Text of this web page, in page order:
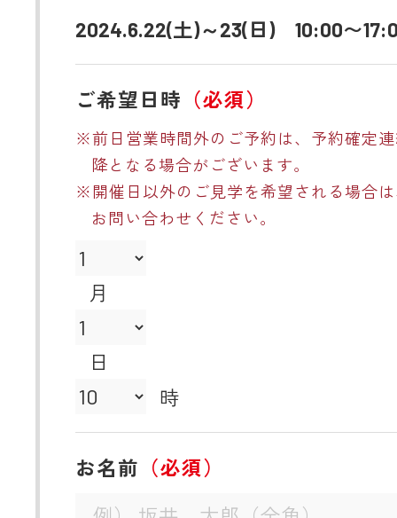
2024.6.22(土)～23(日) 10:00〜
ご希望日時 （必須）
※前日営業時間外のご予約は、予約確定
降となる場合がございます。
※開催日以外のご見学を希望される場合
お問い合わせください。
月
日
時
お名前 （必須）